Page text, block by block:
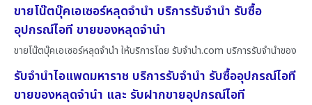
ขายโน๊ตบุ๊คเอเซอร์หลุดจำนำ บริการรับจำนำ รับซื้อ
อุปกรณ์ไอที ขายของหลุดจำนำ
ขายโน๊ตบุ๊คเอเซอร์หลุดจำนำ ให้บริการโดย รับจํานํา.com บริการรับจำนำของ
รับจำนำไอแพดมหาราช บริการรับจำนำ รับซื้ออุปกรณ์ไอที
ขายของหลุดจำนำ และ รับฝากขายอุปกรณ์ไอที